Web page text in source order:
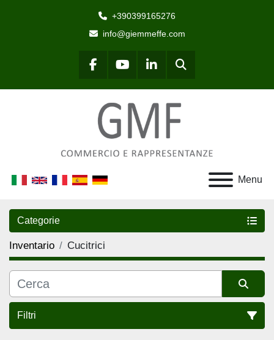
+390399165276
info@giemmeffe.com
facebookyoutubelinkedinCerca
Menu
Categorie
Inventario Cucitrici
Filtri